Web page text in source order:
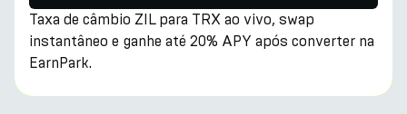
Taxa de câmbio ZIL para TRX ao vivo, swap
instantâneo e ganhe até 20% APY após converter na
EarnPark.